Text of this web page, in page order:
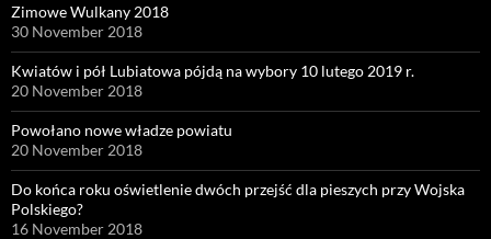
Zimowe Wulkany 2018
30 November 2018
Kwiatów i pół Lubiatowa pójdą na wybory 10 lutego 2019 r.
20 November 2018
Powołano nowe władze powiatu
20 November 2018
Do końca roku oświetlenie dwóch przejść dla pieszych przy Wojska
Polskiego?
16 November 2018